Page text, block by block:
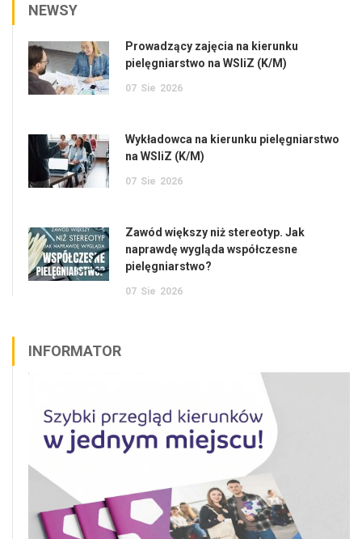
NEWSY
Prowadzący zajęcia na kierunku
pielęgniarstwo na WSIiZ (K/M)
07 Sie 2026
Wykładowca na kierunku pielęgniarstwo
na WSIiZ (K/M)
07 Sie 2026
Zawód większy niż stereotyp. Jak
naprawdę wygląda współczesne
pielęgniarstwo?
07 Sie 2026
INFORMATOR